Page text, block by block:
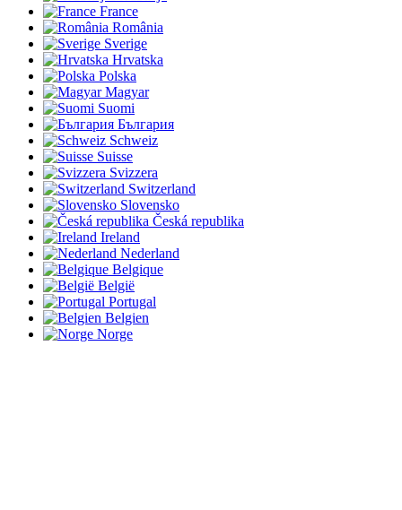
France
România
Sverige
Hrvatska
Polska
Magyar
Suomi
България
Schweiz
Suisse
Svizzera
Switzerland
Slovensko
Česká republika
Ireland
Nederland
Belgique
België
Portugal
Belgien
Norge